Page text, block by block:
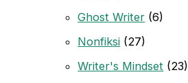
Ghost Writer (6)
Nonfiksi (27)
Writer's Mindset (23)